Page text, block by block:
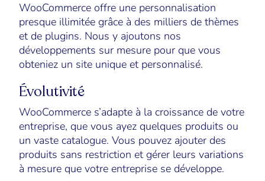
WooCommerce offre une personnalisation
presque illimitée grâce à des milliers de thèmes
et de plugins. Nous y ajoutons nos
développements sur mesure pour que vous
obteniez un site unique et personnalisé.
Évolutivité
WooCommerce s’adapte à la croissance de votre
entreprise, que vous ayez quelques produits ou
un vaste catalogue. Vous pouvez ajouter des
produits sans restriction et gérer leurs variations
à mesure que votre entreprise se développe.